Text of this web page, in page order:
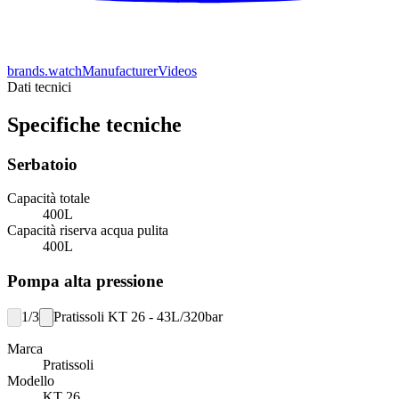
brands.watchManufacturerVideos
Dati tecnici
Specifiche tecniche
Serbatoio
Capacità totale
400L
Capacità riserva acqua pulita
400L
Pompa alta pressione
1/3 Pratissoli KT 26 - 43L/320bar
Marca
Pratissoli
Modello